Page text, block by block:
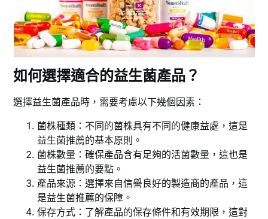
如何選擇適合的益生菌產品？
選擇益生菌產品時，需要考慮以下幾個因素：
菌株種類：不同的菌株具有不同的健康益處，這是
益生菌推薦的基本原則。
菌株數量：確保產品含有足夠的活菌數量，這也是
益生菌推薦的要點。
產品來源：選擇來自信譽良好的製造商的產品，這
是益生菌推薦的保障。
保存方式：了解產品的保存條件和有效期限，這對